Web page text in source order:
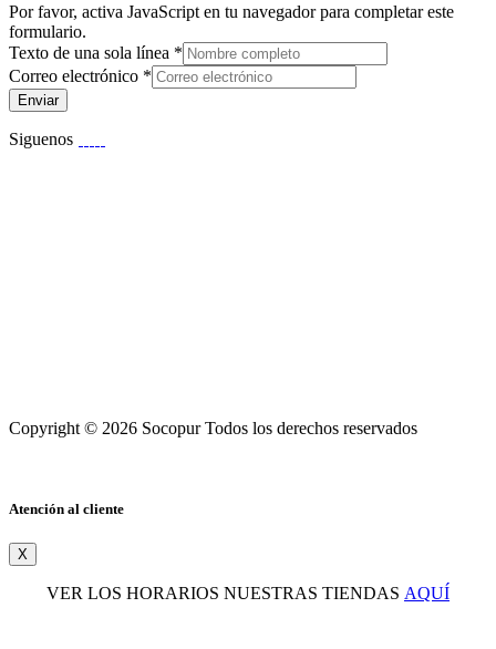
Por favor, activa JavaScript en tu navegador para completar este
formulario.
Texto de una sola línea *
Correo electrónico *
Enviar
Siguenos
Copyright © 2026 Socopur Todos los derechos reservados
Atención al cliente
X
VER LOS HORARIOS NUESTRAS TIENDAS AQUÍ